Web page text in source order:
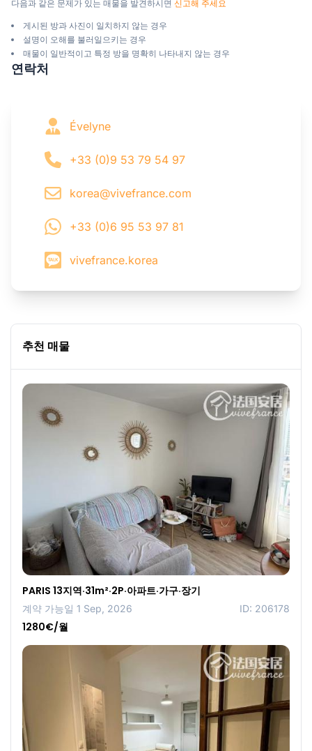
다음과 같은 문제가 있는 매물을 발견하시면 신고해 주세요
게시된 방과 사진이 일치하지 않는 경우
설명이 오해를 불러일으키는 경우
매물이 일반적이고 특정 방을 명확히 나타내지 않는 경우
연락처
Évelyne
+33 (0)9 53 79 54 97
korea@vivefrance.com
+33 (0)6 95 53 97 81
vivefrance.korea
추천 매물
PARIS 13지역·31m²·2P·아파트·가구·장기
계약 가능일 1 Sep, 2026 ID: 206178
1280€/월